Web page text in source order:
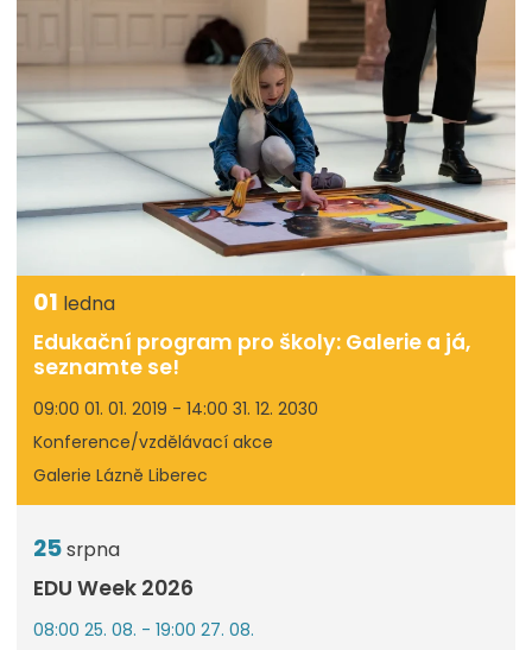
01 ledna
Edukační program pro školy: Galerie a já,
seznamte se!
09:00 01. 01. 2019 - 14:00 31. 12. 2030
Konference/vzdělávací akce
Galerie Lázně Liberec
25srpna
EDU Week 2026
08:00 25. 08. - 19:00 27. 08.